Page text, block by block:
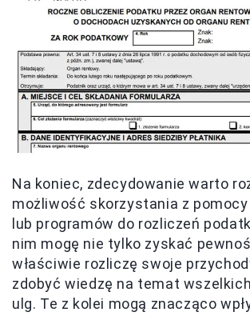
Na koniec, zdecydowanie warto
możliwość skorzystania z
lub programów do rozliczeń
nim mogę nie tylko zyskać
właściwie rozliczę swoje
zdobyć wiedzę na temat
ulg. Te z kolei mogą znacząco